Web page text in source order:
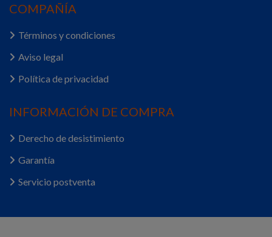
COMPAÑÍA
Términos y condiciones
Aviso legal
Política de privacidad
INFORMACIÓN DE COMPRA
Derecho de desistimiento
Garantía
Servicio postventa